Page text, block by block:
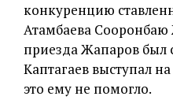
конкуренцию
Атамбаева Сооронбаю
приезда Жапаров был
Каптагаев выступал
это ему не помогло.